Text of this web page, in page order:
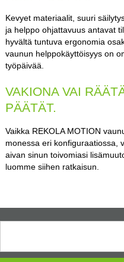
Kevyet materiaalit, suuri
ja helppo ohjattavuus antavat
hyvältä tuntuva ergonomia
vaunun helppokäyttöisyys on
työpäivää.
VAKIONA VAI
PÄÄTÄT.
Vaikka REKOLA MOTION
monessa eri konfiguraatiossa,
aivan sinun toivomiasi
luomme siihen ratkaisun.